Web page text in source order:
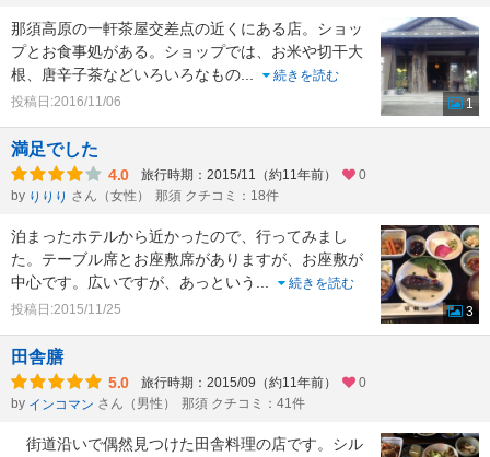
那須高原の一軒茶屋交差点の近くにある店。ショッ
プとお食事処がある。ショップでは、お米や切干大
根、唐辛子茶などいろいろなもの
続きを読む
投稿日:2016/11/06
1
満足でした
4.0 旅行時期：2015/11（約11年前）
0
by りりり さん（女性） 那須 クチコミ：18件
泊まったホテルから近かったので、行ってみまし
た。テーブル席とお座敷席がありますが、お座敷が
中心です。広いですが、あっという
続きを読む
投稿日:2015/11/25
3
田舎膳
5.0 旅行時期：2015/09（約11年前）
0
by インコマン さん（男性） 那須 クチコミ：41件
街道沿いで偶然見つけた田舎料理の店です。シル